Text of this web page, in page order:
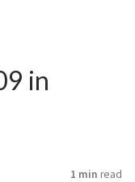
in
1 min read